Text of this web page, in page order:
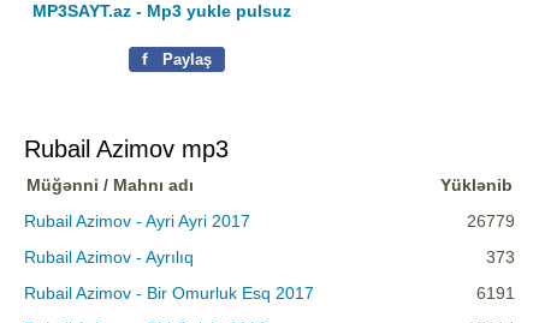
MP3SAYT.az - Mp3 yukle pulsuz
f Paylaş
Rubail Azimov mp3
Müğənni / Mahnı adı
Yüklənib
Rubail Azimov - Ayri Ayri 2017
26779
Rubail Azimov - Ayrılıq
373
Rubail Azimov - Bir Omurluk Esq 2017
6191